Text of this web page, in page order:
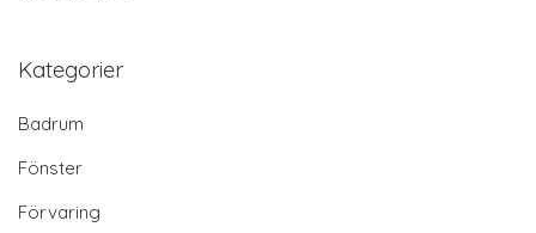
Kategorier
Badrum
Fönster
Förvaring